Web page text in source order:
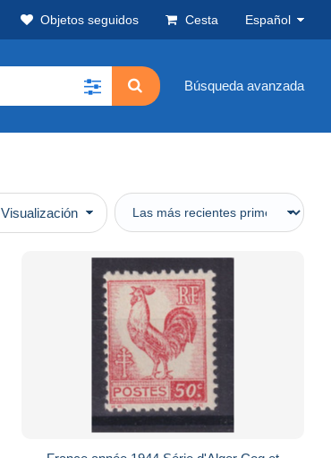
Objetos seguidos Cesta Español
Búsqueda avanzada
Visualización